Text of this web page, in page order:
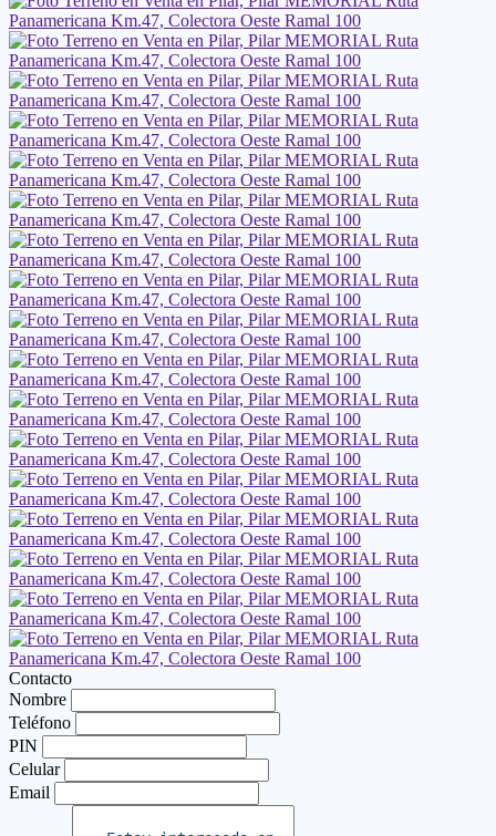
Contacto
Nombre
Teléfono
PIN
Celular
Email